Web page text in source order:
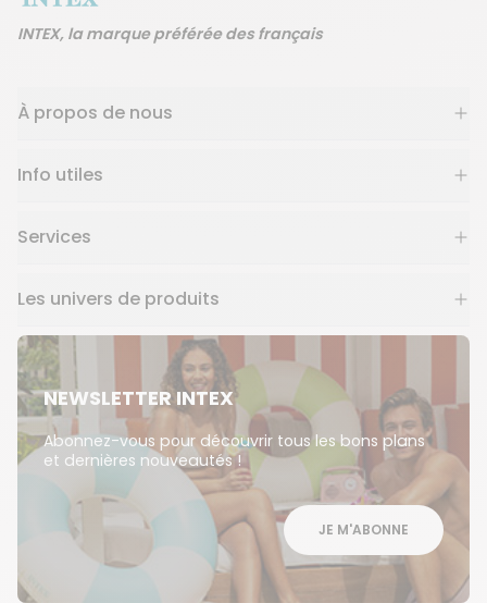
INTEX, la marque préférée des français
À propos de nous
Info utiles
Services
Les univers de produits
NEWSLETTER INTEX
Abonnez-vous pour découvrir tous les bons plans
et dernières nouveautés !
JE M'ABONNE